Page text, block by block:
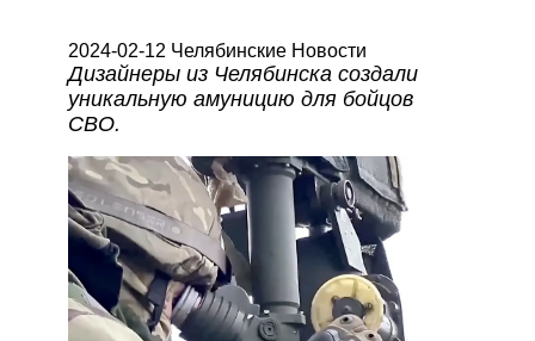
2024-02-12 Челябинские Новости
Дизайнеры из Челябинска создали
уникальную амуницию для бойцов
СВО.